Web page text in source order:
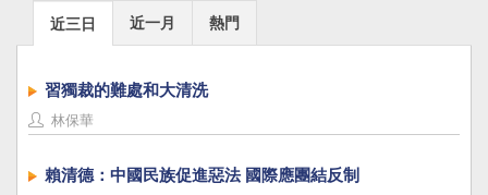
近三日 近一月 熱門
習獨裁的難處和大清洗
林保華
賴清德：中國民族促進惡法 國際應團結反制